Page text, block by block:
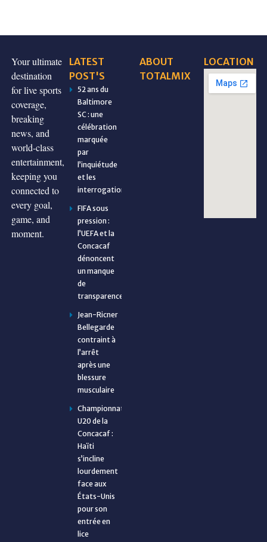
Your ultimate
destination
for live sports
coverage,
breaking
news, and
world-class
entertainment,
keeping you
connected to
every goal,
game, and
moment.
LATEST
POST'S
52 ans du
Baltimore
SC : une
célébration
marquée
par
l’inquiétude
et les
interrogations
FIFA sous
pression :
l’UEFA et la
Concacaf
dénoncent
un manque
de
transparence
Jean-Ricner
Bellegarde
contraint à
l’arrêt
après une
blessure
musculaire
Championnat
U20 de la
Concacaf :
Haïti
s’incline
lourdement
face aux
États-Unis
pour son
entrée en
lice
ABOUT
TOTALMIX
LOCATION